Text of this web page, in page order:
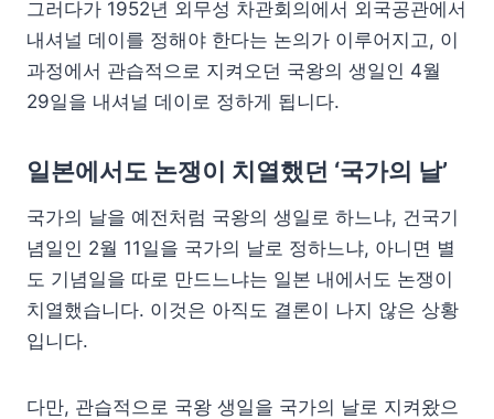
그러다가 1952년 외무성 차관회의에서 외국공관에서
내셔널 데이를 정해야 한다는 논의가 이루어지고, 이
과정에서 관습적으로 지켜오던 국왕의 생일인 4월
29일을 내셔널 데이로 정하게 됩니다.
일본에서도 논쟁이 치열했던 ‘국가의 날’
국가의 날을 예전처럼 국왕의 생일로 하느냐, 건국기
념일인 2월 11일을 국가의 날로 정하느냐, 아니면 별
도 기념일을 따로 만드느냐는 일본 내에서도 논쟁이
치열했습니다. 이것은 아직도 결론이 나지 않은 상황
입니다.
다만, 관습적으로 국왕 생일을 국가의 날로 지켜왔으